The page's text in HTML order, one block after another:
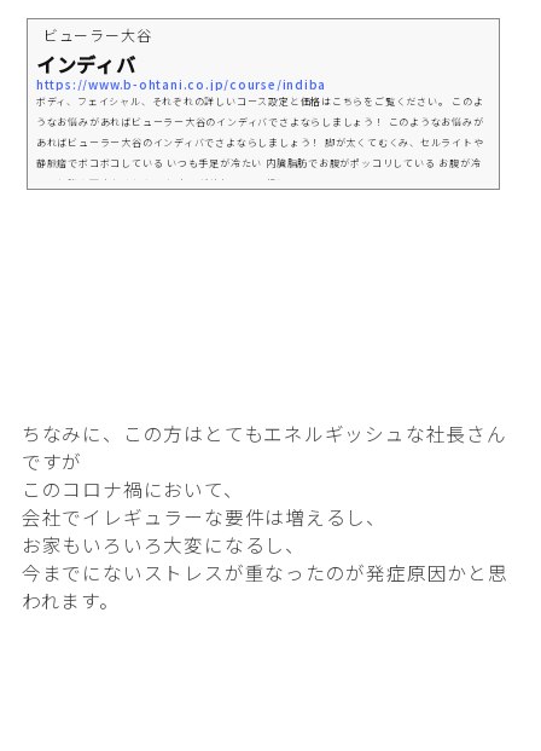
ビューラー大谷
インディバ
https://www.b-ohtani.co.jp/course/indiba
ボディ、フェイシャル、それぞれの詳しいコース設定と価格はこちらをご覧ください。 このよ
うなお悩みがあればビューラー大谷のインディバでさよならしましょう！ このようなお悩みが
あればビューラー大谷のインディバでさよならしましょう！ 脚が太くてむくみ、セルライトや
静脈瘤でボコボコしている いつも手足が冷たい 内臓脂肪でお腹がポッコリしている お腹が冷
えて便秘や下痢をくりかえす お肌が荒れている 顔に...
ちなみに、この方はとてもエネルギッシュな社長さん
ですが
このコロナ禍において、
会社でイレギュラーな要件は増えるし、
お家もいろいろ大変になるし、
今までにないストレスが重なったのが発症原因かと思
われます。